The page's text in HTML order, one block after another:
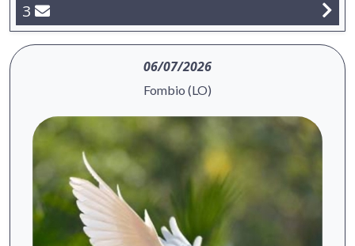
3
06/07/2026
Fombio (LO)